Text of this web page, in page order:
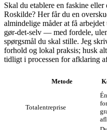
Skal du etablere en faskine
Roskilde? Her får du en
almindelige måder at få
gør‑det‑selv — med fordele,
spørgsmål du skal stille. Jeg
forhold og lokal praksis; husk
tidligt i processen for afklaring
Metode
Totalentreprise